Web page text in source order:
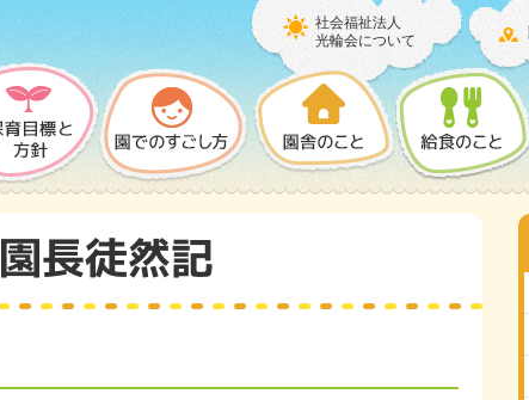
社会福祉法人
光輪会について
園長徒然記